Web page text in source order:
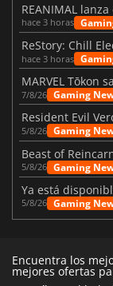
REANIMAL
hace 3 horas
hace 3 horas
7/8/26 Gaming
5/8/26 Gaming
5/8/26 Gaming
5/8/26 Gaming
Encuentra los
mejores ofertas